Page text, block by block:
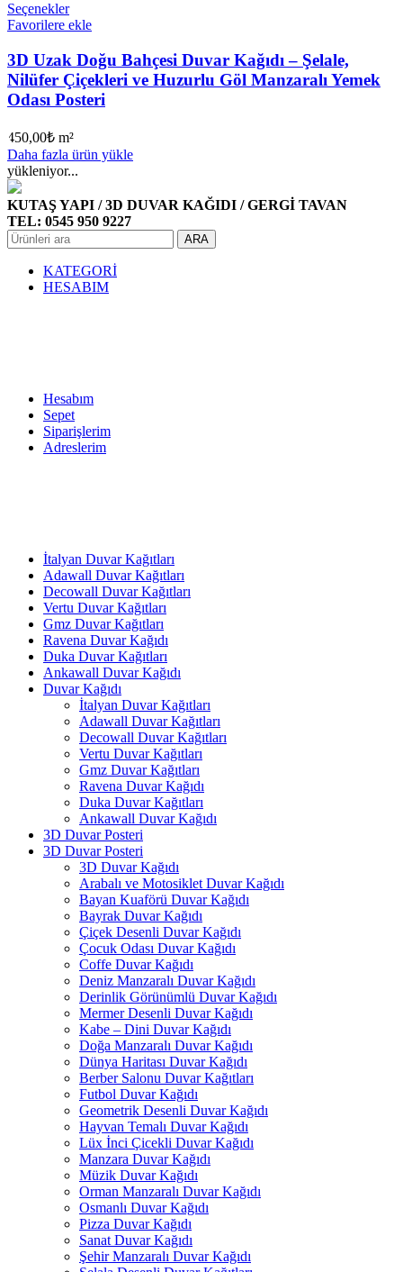
Seçenekler
Favorilere ekle
3D Uzak Doğu Bahçesi Duvar Kağıdı – Şelale,
Nilüfer Çiçekleri ve Huzurlu Göl Manzaralı Yemek
Odası Posteri
450,00₺ m²
Daha fazla ürün yükle
yükleniyor...
KUTAŞ YAPI / 3D DUVAR KAĞIDI / GERGİ TAVAN
TEL: 0545 950 9227
ARA
KATEGORİ
HESABIM
Hesabım
Sepet
Siparişlerim
Adreslerim
İtalyan Duvar Kağıtları
Adawall Duvar Kağıtları
Decowall Duvar Kağıtları
Vertu Duvar Kağıtları
Gmz Duvar Kağıtları
Ravena Duvar Kağıdı
Duka Duvar Kağıtları
Ankawall Duvar Kağıdı
Duvar Kağıdı
İtalyan Duvar Kağıtları
Adawall Duvar Kağıtları
Decowall Duvar Kağıtları
Vertu Duvar Kağıtları
Gmz Duvar Kağıtları
Ravena Duvar Kağıdı
Duka Duvar Kağıtları
Ankawall Duvar Kağıdı
3D Duvar Posteri
3D Duvar Posteri
3D Duvar Kağıdı
Arabalı ve Motosiklet Duvar Kağıdı
Bayan Kuaförü Duvar Kağıdı
Bayrak Duvar Kağıdı
Çiçek Desenli Duvar Kağıdı
Çocuk Odası Duvar Kağıdı
Coffe Duvar Kağıdı
Deniz Manzaralı Duvar Kağıdı
Derinlik Görünümlü Duvar Kağıdı
Mermer Desenli Duvar Kağıdı
Kabe – Dini Duvar Kağıdı
Doğa Manzaralı Duvar Kağıdı
Dünya Haritası Duvar Kağıdı
Berber Salonu Duvar Kağıtları
Futbol Duvar Kağıdı
Geometrik Desenli Duvar Kağıdı
Hayvan Temalı Duvar Kağıdı
Lüx İnci Çicekli Duvar Kağıdı
Manzara Duvar Kağıdı
Müzik Duvar Kağıdı
Orman Manzaralı Duvar Kağıdı
Osmanlı Duvar Kağıdı
Pizza Duvar Kağıdı
Sanat Duvar Kağıdı
Şehir Manzaralı Duvar Kağıdı